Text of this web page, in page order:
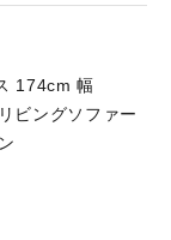
174cm 幅
ビングソファー